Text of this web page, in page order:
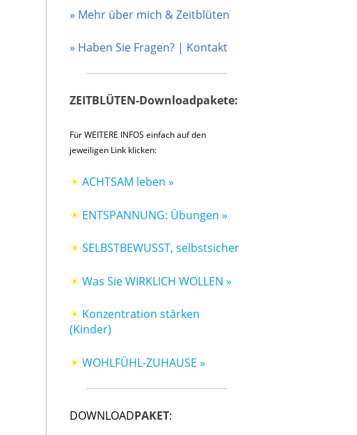
» Mehr über mich & Zeitblüten
» Haben Sie Fragen? | Kontakt
ZEITBLÜTEN-Downloadpakete:
Für WEITERE INFOS einfach auf den
jeweiligen Link klicken:
☀ ACHTSAM leben »
☀ ENTSPANNUNG: Übungen »
☀ SELBSTBEWUSST, selbstsicher
☀ Was Sie WIRKLICH WOLLEN »
☀ Konzentration stärken
(Kinder)
☀ WOHLFÜHL-ZUHAUSE »
DOWNLOADPAKET: